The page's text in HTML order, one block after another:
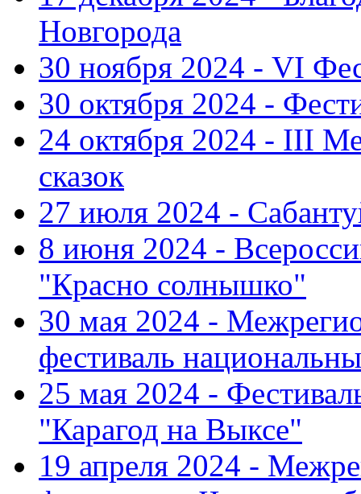
Новгорода
30 ноября 2024 - VI
30 октября 2024 -
24 октября 2024 - III
сказок
27 июля 2024 -
8 июня 2024 -
"Красно солнышко"
30 мая 2024 -
фестиваль
25 мая 2024 -
"Карагод на Выксе"
19 апреля 2024 -